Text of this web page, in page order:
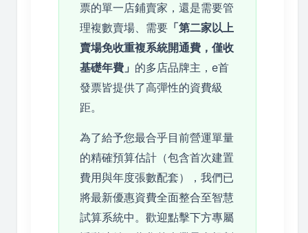
票的單一店鋪賣家，還是需要管
理複數賣場、需要 「第二家以上
賣場免收重複系統開通費，僅收
基礎年費」 的多店品牌主，e首
發票皆提供了高彈性的資費級
距。
為了給予您最合乎目前營運單量
的精確預算估計（包含首次建置
費用與年度張數配套），我們已
將最新優惠資費全面整合至智慧
試算系統中。歡迎點擊下方專屬